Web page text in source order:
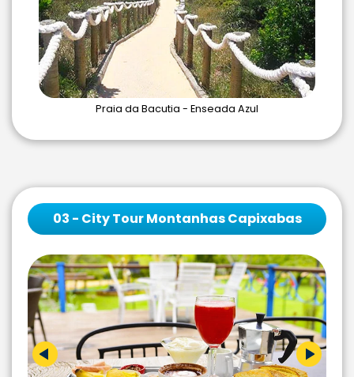
Praia da Bacutia - Enseada Azul
03 - City Tour Montanhas Capixabas